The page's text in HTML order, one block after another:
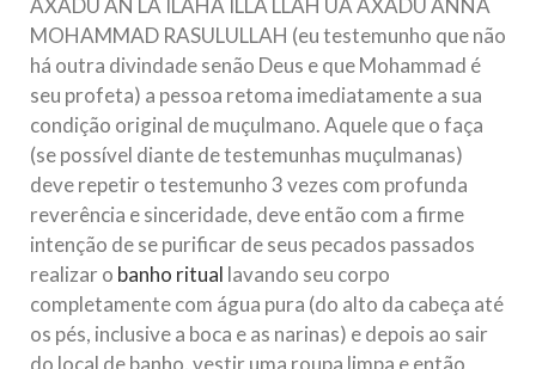
ÁXADU AN LA ILAHA ILLA LLAH UA ÁXADU ANNA
MOHAMMAD RASULULLAH (eu testemunho que não
há outra divindade senão Deus e que Mohammad é
seu profeta) a pessoa retoma imediatamente a sua
condição original de muçulmano. Aquele que o faça
(se possível diante de testemunhas muçulmanas)
deve repetir o testemunho 3 vezes com profunda
reverência e sinceridade, deve então com a firme
intenção de se purificar de seus pecados passados
realizar o banho ritual lavando seu corpo
completamente com água pura (do alto da cabeça até
os pés, inclusive a boca e as narinas) e depois ao sair
do local de banho, vestir uma roupa limpa e então